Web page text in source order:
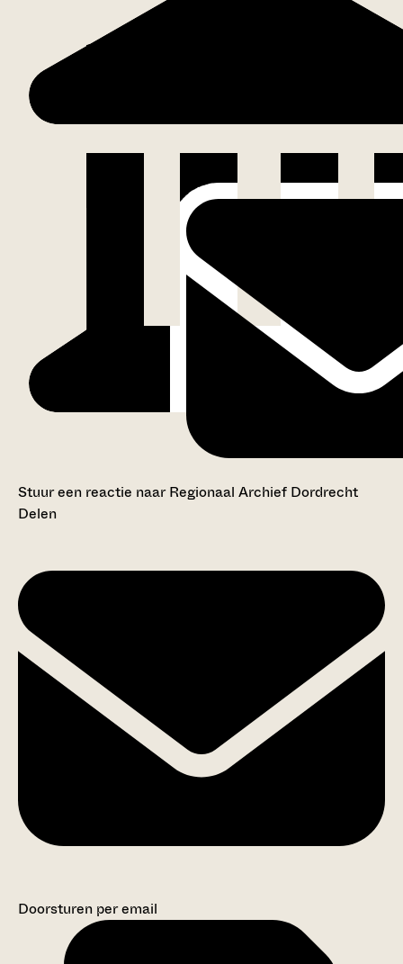
Stuur een reactie naar Regionaal Archief Dordrecht
Delen
Doorsturen per email